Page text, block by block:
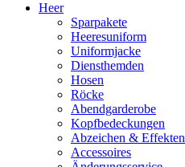
Heer
Sparpakete
Heeresuniform
Uniformjacke
Diensthemden
Hosen
Röcke
Abendgarderobe
Kopfbedeckungen
Abzeichen & Effekten
Accessoires